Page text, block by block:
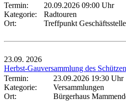
Termin:
20.09.2026 09:00 Uhr
Kategorie:
Radtouren
Ort:
Treffpunkt
23.09. 2026
Herbst-Gauversammlung des
Termin:
23.09.2026 19:30 Uhr
Kategorie:
Versammlungen
Ort:
Bürgerhaus